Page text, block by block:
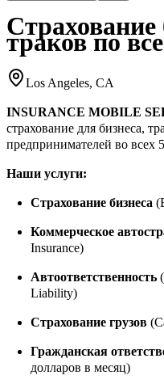
Страхование
траков по
Los Angeles, CA
INSURANCE MOBILE
страхование для бизнеса,
предпринимателей во
Наши услуги:
Страхование бизнеса
Коммерческое
Insurance)
Автоответственность
Liability)
Страхование грузов
Гражданская
долларов в месяц)